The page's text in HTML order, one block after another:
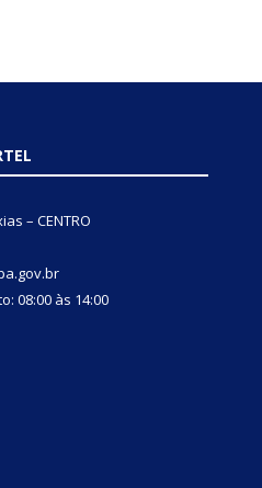
– CENTRO
08:00 às 14:00